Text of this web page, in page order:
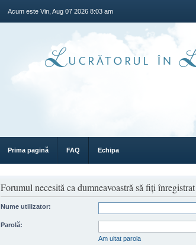
Acum este Vin, Aug 07 2026 8:03 am
Prima pagină FAQ Echipa
Forumul necesită ca dumneavoastră să fiţi
Nume utilizator:
Parolă:
Am uitat parola